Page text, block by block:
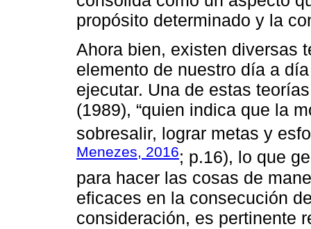
propósito determinado y la
Ahora bien, existen diversas
elemento de nuestro día a
ejecutar. Una de estas
(1989), “quien indica que la
sobresalir, lograr metas y
Menezes, 2016; p.16), lo que
para hacer las cosas de
eficaces en la consecución
consideración, es pertinente